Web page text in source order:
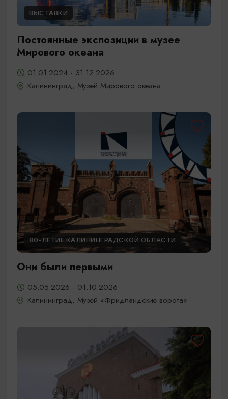
ВЫСТАВКИ
Постоянные экспозиции в музее
Мирового океана
01.01.2024 - 31.12.2026
Калининград, Музей Мирового океана
80-ЛЕТИЕ КАЛИНИНГРАДСКОЙ ОБЛАСТИ
Они были первыми
05.05.2026 - 01.10.2026
Калининград, Музей «Фридландские ворота»